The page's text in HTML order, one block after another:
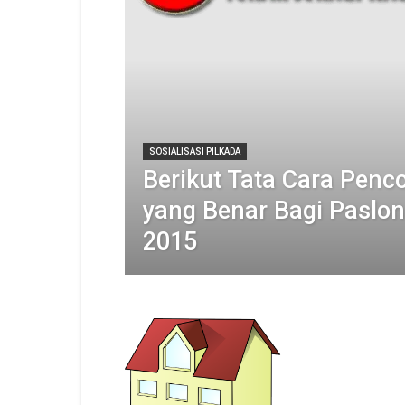
SOSIALISASI PILKADA
Berikut Tata Cara
yang Benar Bagi
2015